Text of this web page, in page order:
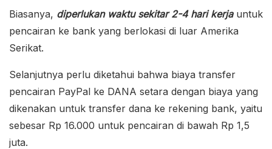
Biasanya, diperlukan waktu sekitar 2-4 hari kerjauntuk
pencairan ke bank yang berlokasi di luar Amerika
Serikat.
Selanjutnya perlu diketahui bahwa biaya transfer
pencairan PayPal ke DANA setara dengan biaya yang
dikenakan untuk transfer dana ke rekening bank, yaitu
sebesar Rp 16.000 untuk pencairan di bawah Rp 1,5
juta.